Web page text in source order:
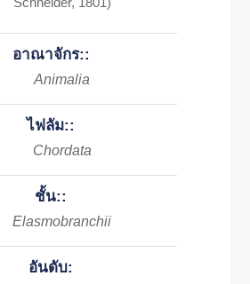
อาณาจักร::
Animalia
ไฟลัม::
Chordata
ชั้น::
Elasmobranchii
อันดับ: